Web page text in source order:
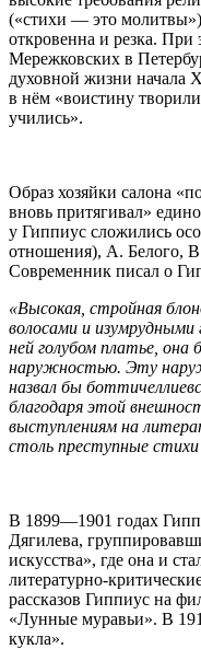
(«стихи — это
откровенна и резка.
Мережковских в
духовной жизни начала
в нём «воистину творили
учились».
Образ хозяйки салона
вновь притягивал»
у Гиппиус сложились
отношения), А. Белого,
Современник писал о
«Высокая, стройная
волосами и изумрудными
ней голубом платье, она
наружностью. Эту
назвал бы
благодаря этой
выступлениям на
столь преступные стихи
В 1899—1901 годах
Дягилева,
искусства», где она и
литературно-
рассказов Гиппиус на
«Лунные муравьи». В
кукла».